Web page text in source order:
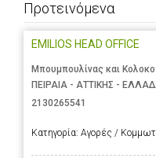
Προτεινόμενα
EMILIOS HEAD OFFICE
Μπουμπουλίνας και
ΠΕΙΡΑΙΑ - ΑΤΤΙΚΗΣ -
2130265541
Κατηγορία: Αγορές /